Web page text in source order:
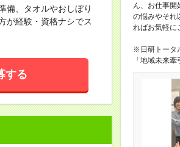
備、タオルやおしぼり
が経験・資格ナシでス
する
ん、お仕事開
の悩みやそれ
ればお気軽に
※日研トータ
「地域未来